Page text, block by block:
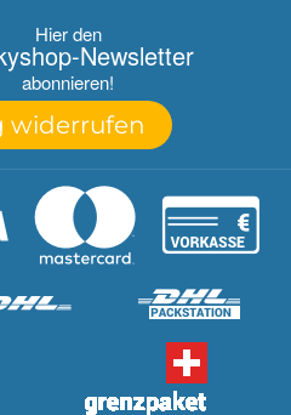
Hier den
Newsletter
abonnieren!
widerrufen